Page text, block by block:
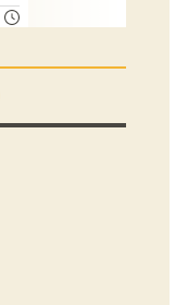
06 أغسطس, 2026 01:57 م